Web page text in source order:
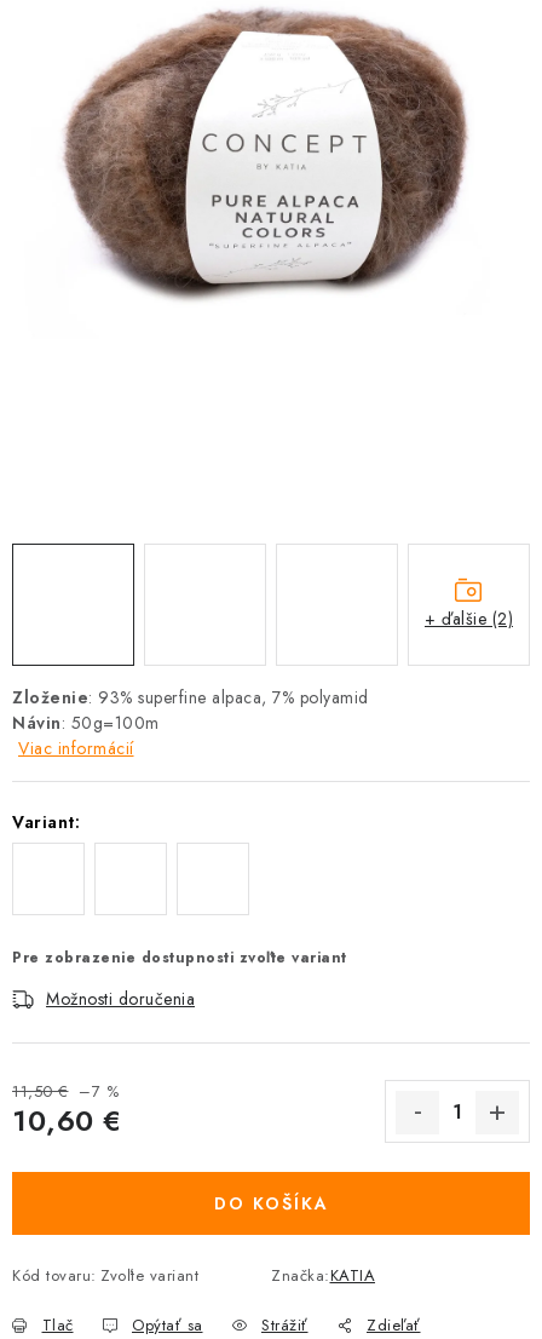
Zloženie: 93% superfine alpaca, 7% polyamid
Návin: 50g=100m
Viac informácií
Variant:
Pre zobrazenie dostupnosti zvoľte variant
Možnosti doručenia
11,50 € –7 %
10,60 €
DO KOŠÍKA
Kód tovaru: Zvoľte variant Značka:KATIA
Tlač Opýtať sa Strážiť Zdieľať
+ ďalšie (2)